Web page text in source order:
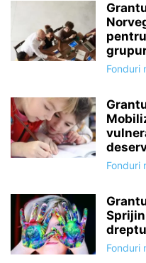
Fonduri
Fonduri
Fonduri